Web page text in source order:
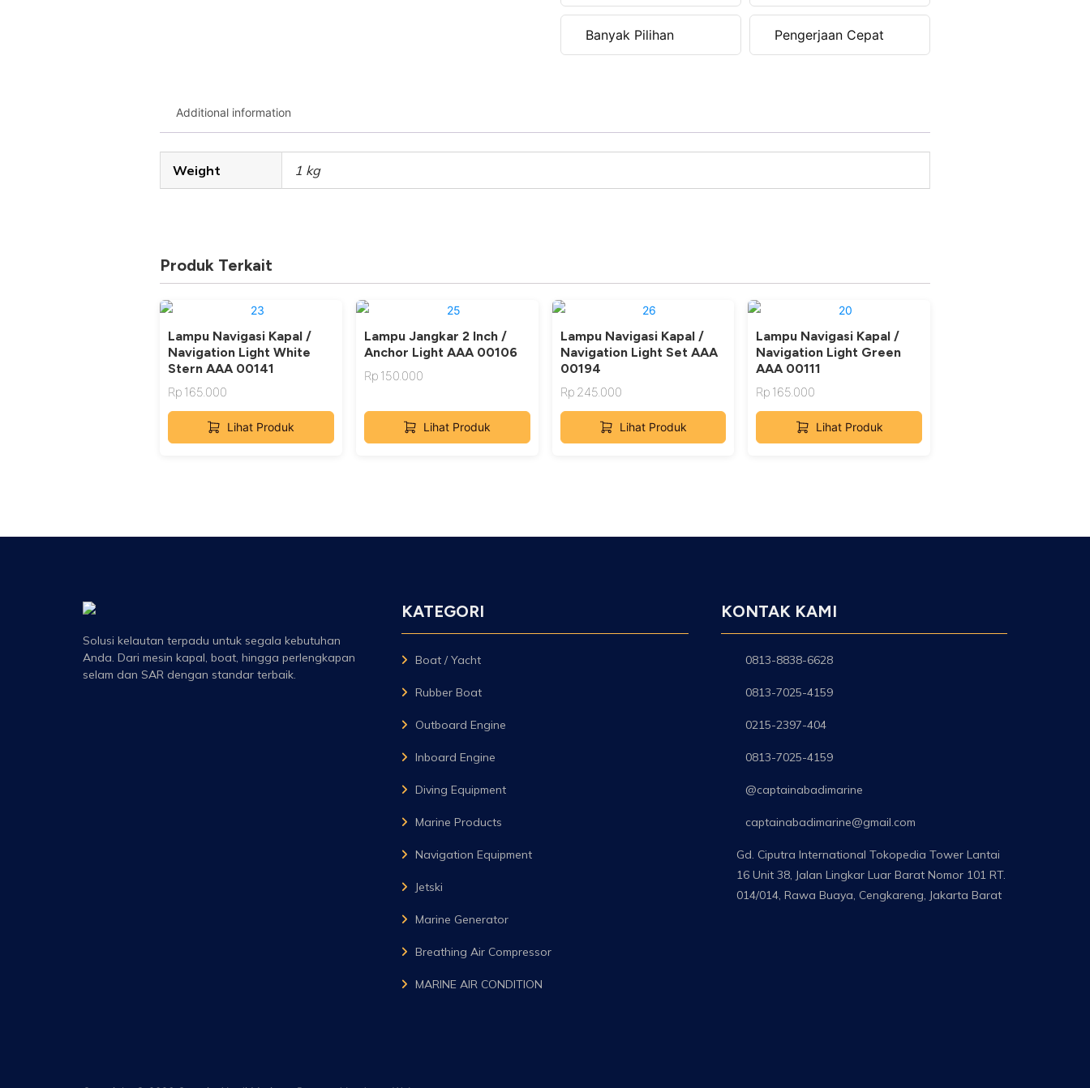
Banyak Pilihan Pengerjaan Cepat
Additional information
Weight 1 kg
Produk Terkait
Lampu Navigasi Kapal /
Navigation Light White
Stern AAA 00141
Rp 165.000
Lihat Produk
Lampu Jangkar 2 Inch /
Anchor Light AAA 00106
Rp 150.000
Lihat Produk
Lampu Navigasi Kapal /
Navigation Light Set AAA
00194
Rp 245.000
Lihat Produk
Lampu Navigasi Kapal /
Navigation Light Green
AAA 00111
Rp 165.000
Lihat Produk
Solusi kelautan terpadu untuk segala kebutuhan
Anda. Dari mesin kapal, boat, hingga perlengkapan
selam dan SAR dengan standar terbaik.
KATEGORI
Boat / Yacht
Rubber Boat
Outboard Engine
Inboard Engine
Diving Equipment
Marine Products
Navigation Equipment
Jetski
Marine Generator
Breathing Air Compressor
MARINE AIR CONDITION
KONTAK KAMI
0813-8838-6628
0813-7025-4159
0215-2397-404
0813-7025-4159
@captainabadimarine
captainabadimarine@gmail.com
Gd. Ciputra International Tokopedia Tower Lantai
16 Unit 38, Jalan Lingkar Luar Barat Nomor 101 RT.
014/014, Rawa Buaya, Cengkareng, Jakarta Barat